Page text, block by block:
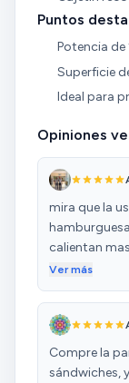
Puntos
Potencia
Superficie
Ideal para
Opiniones
mira que la
calientan
producto que
rápido y va
super rápido,
Ver más
Compre la
sándwiches,